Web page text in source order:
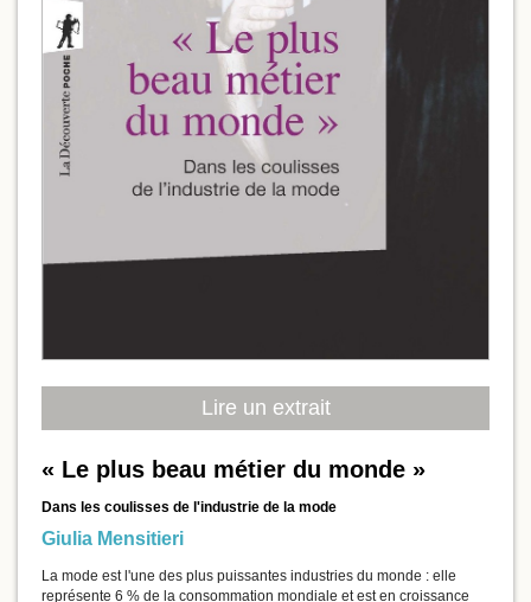
Lire un extrait
« Le plus beau métier du monde »
Dans les coulisses de l'industrie de la mode
Giulia Mensitieri
La mode est l'une des plus puissantes industries du monde : elle
représente 6 % de la consommation mondiale et est en croissance